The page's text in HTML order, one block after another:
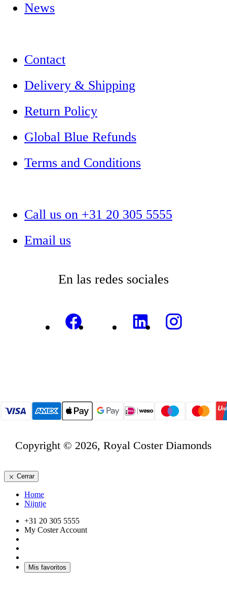
News
Contact
Delivery & Shipping
Return Policy
Global Blue Refunds
Terms and Conditions
Call us on +31 20 305 5555
Email us
En las redes sociales
Copyright © 2026, Royal Coster Diamonds
Cerrar
Home
Nijntje
+31 20 305 5555
My Coster Account
Mis favoritos